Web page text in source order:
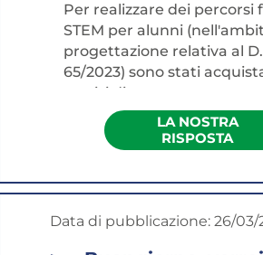
anziché dalla
per percorsi STEM:
come sanare?
Per realizzare dei percorsi
STEM per alunni
progettazione relativa al
65/2023) sono stati
servizi di...
LA NOSTRA
RISPOSTA
Data di pubblicazione:26/03/